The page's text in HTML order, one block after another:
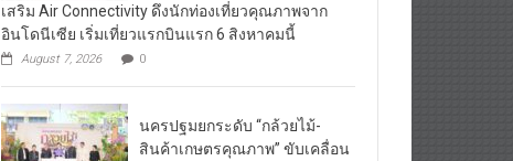
เสริม Air Connectivity ดึงนักท่องเที่ยวคุณภาพจาก
อินโดนีเซีย เริ่มเที่ยวแรกบินแรก 6 สิงหาคมนี้
August 7, 2026 0
นครปฐมยกระดับ “กล้วยไม้-
สินค้าเกษตรคุณภาพ” ขับเคลื่อน